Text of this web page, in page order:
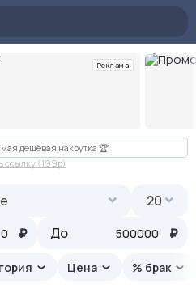
Реклама
дешёвая накрутка 🏆
ссылку (199p)
₽ До ₽
20
Цена % брак